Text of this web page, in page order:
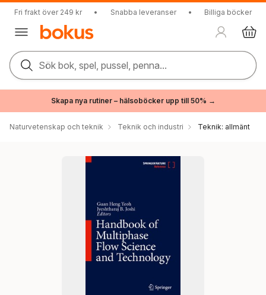
Fri frakt över 249 kr • Snabba leveranser • Billiga böcker
Sök bok, spel, pussel, penna...
Skapa nya rutiner – hälsoböcker upp till 50% →
Naturvetenskap och teknik Teknik och industri Teknik: allmänt